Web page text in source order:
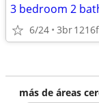
3 bedroom 2
6/24 3br
más de áreas